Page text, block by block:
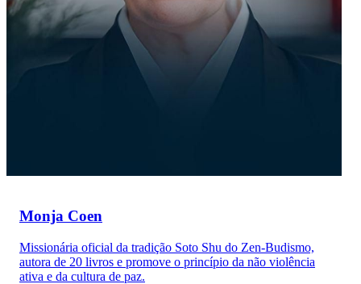
Monja Coen
Missionária oficial da tradição Soto Shu do Zen-Budismo,
autora de 20 livros e promove o princípio da não violência
ativa e da cultura de paz.